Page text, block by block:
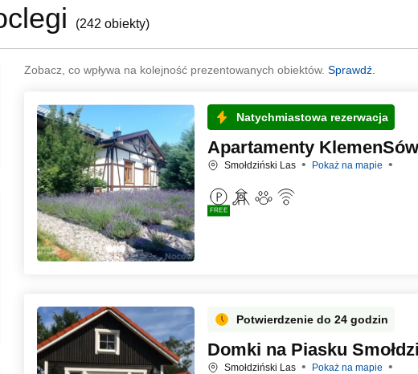
(242 obiekty)
Zobacz, co wpływa na kolejność prezentowanych obiektów. Sprawdź.
Natychmiastowa rezerwacja
Apartamenty
Smołdziński Las Pokaż na mapie
FREE
Potwierdzenie do 24 godzin
Domki na Piasku
Smołdziński Las Pokaż na mapie